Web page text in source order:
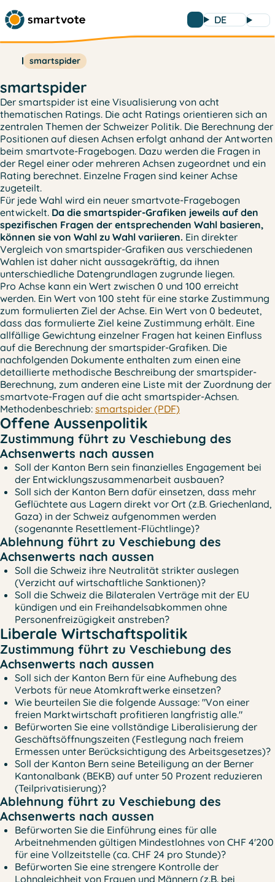
DE
smartspider
smartspider
Der smartspider ist eine Visualisierung von acht
thematischen Ratings. Die acht Ratings orientieren sich an
zentralen Themen der Schweizer Politik. Die Berechnung der
Positionen auf diesen Achsen erfolgt anhand der Antworten
beim smartvote-Fragebogen. Dazu werden die Fragen in
der Regel einer oder mehreren Achsen zugeordnet und ein
Rating berechnet. Einzelne Fragen sind keiner Achse
zugeteilt.
Für jede Wahl wird ein neuer smartvote-Fragebogen
entwickelt. Da die smartspider-Grafiken jeweils auf den
spezifischen Fragen der entsprechenden Wahl basieren,
können sie von Wahl zu Wahl variieren. Ein direkter
Vergleich von smartspider-Grafiken aus verschiedenen
Wahlen ist daher nicht aussagekräftig, da ihnen
unterschiedliche Datengrundlagen zugrunde liegen.
Pro Achse kann ein Wert zwischen 0 und 100 erreicht
werden. Ein Wert von 100 steht für eine starke Zustimmung
zum formulierten Ziel der Achse. Ein Wert von 0 bedeutet,
dass das formulierte Ziel keine Zustimmung erhält. Eine
allfällige Gewichtung einzelner Fragen hat keinen Einfluss
auf die Berechnung der smartspider-Grafiken. Die
nachfolgenden Dokumente enthalten zum einen eine
detaillierte methodische Beschreibung der smartspider-
Berechnung, zum anderen eine Liste mit der Zuordnung der
smartvote-Fragen auf die acht smartspider-Achsen.
Methodenbeschrieb: smartspider (PDF)
Offene Aussenpolitik
Zustimmung führt zu Veschiebung des
Achsenwerts nach aussen
Soll der Kanton Bern sein finanzielles Engagement bei
der Entwicklungszusammenarbeit ausbauen?
Soll sich der Kanton Bern dafür einsetzen, dass mehr
Geflüchtete aus Lagern direkt vor Ort (z.B. Griechenland,
Gaza) in der Schweiz aufgenommen werden
(sogenannte Resettlement-Flüchtlinge)?
Ablehnung führt zu Veschiebung des
Achsenwerts nach aussen
Soll die Schweiz ihre Neutralität strikter auslegen
(Verzicht auf wirtschaftliche Sanktionen)?
Soll die Schweiz die Bilateralen Verträge mit der EU
kündigen und ein Freihandelsabkommen ohne
Personenfreizügigkeit anstreben?
Liberale Wirtschaftspolitik
Zustimmung führt zu Veschiebung des
Achsenwerts nach aussen
Soll sich der Kanton Bern für eine Aufhebung des
Verbots für neue Atomkraftwerke einsetzen?
Wie beurteilen Sie die folgende Aussage: "Von einer
freien Marktwirtschaft profitieren langfristig alle."
Befürworten Sie eine vollständige Liberalisierung der
Geschäftsöffnungszeiten (Festlegung nach freiem
Ermessen unter Berücksichtigung des Arbeitsgesetzes)?
Soll der Kanton Bern seine Beteiligung an der Berner
Kantonalbank (BEKB) auf unter 50 Prozent reduzieren
(Teilprivatisierung)?
Ablehnung führt zu Veschiebung des
Achsenwerts nach aussen
Befürworten Sie die Einführung eines für alle
Arbeitnehmenden gültigen Mindestlohnes von CHF 4'200
für eine Vollzeitstelle (ca. CHF 24 pro Stunde)?
Befürworten Sie eine strengere Kontrolle der
Lohngleichheit von Frauen und Männern (z.B. bei